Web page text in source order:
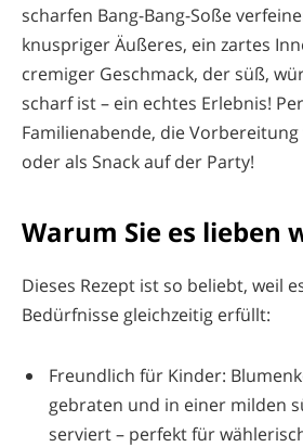
scharfen Bang-Bang-Soße
knuspriger Äußeres, ein zartes
cremiger Geschmack, der süß,
scharf ist – ein echtes Erlebnis!
Familienabende, die
oder als Snack auf der Party!
Warum Sie es lieben
Dieses Rezept ist so beliebt, weil
Bedürfnisse gleichzeitig erfüllt:
Freundlich für Kinder:
gebraten und in einer milden
serviert – perfekt für